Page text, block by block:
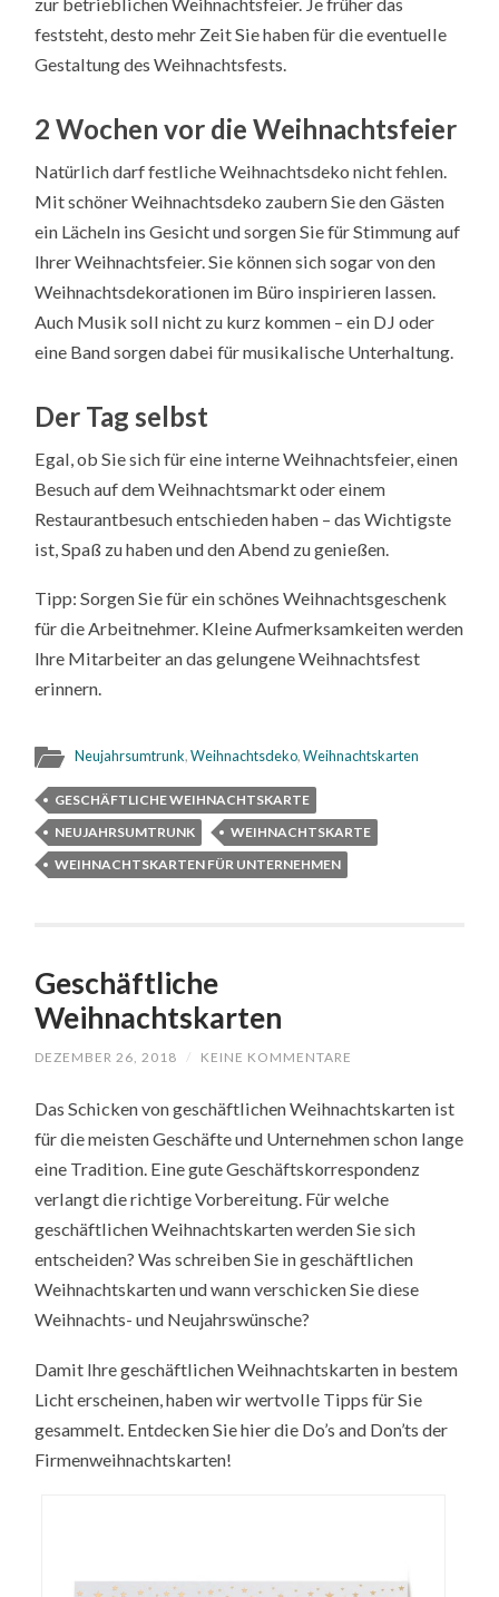
feststeht, desto mehr Zeit Sie haben für die eventuelle
Gestaltung des Weihnachtsfests.
2 Wochen vor die Weihnachtsfeier
Natürlich darf festliche Weihnachtsdeko nicht fehlen.
Mit schöner Weihnachtsdeko zaubern Sie den Gästen
ein Lächeln ins Gesicht und sorgen Sie für Stimmung auf
Ihrer Weihnachtsfeier. Sie können sich sogar von den
Weihnachtsdekorationen im Büro inspirieren lassen.
Auch Musik soll nicht zu kurz kommen – ein DJ oder
eine Band sorgen dabei für musikalische Unterhaltung.
Der Tag selbst
Egal, ob Sie sich für eine interne Weihnachtsfeier, einen
Besuch auf dem Weihnachtsmarkt oder einem
Restaurantbesuch entschieden haben – das Wichtigste
ist, Spaß zu haben und den Abend zu genießen.
Tipp: Sorgen Sie für ein schönes Weihnachtsgeschenk
für die Arbeitnehmer. Kleine Aufmerksamkeiten werden
Ihre Mitarbeiter an das gelungene Weihnachtsfest
erinnern.
Neujahrsumtrunk,Weihnachtsdeko,Weihnachtskarten
GESCHÄFTLICHE WEIHNACHTSKARTE
NEUJAHRSUMTRUNK
WEIHNACHTSKARTE
WEIHNACHTSKARTEN FÜR UNTERNEHMEN
Geschäftliche
Weihnachtskarten
DEZEMBER 26, 2018 / KEINE KOMMENTARE
Das Schicken von geschäftlichen Weihnachtskarten ist
für die meisten Geschäfte und Unternehmen schon lange
eine Tradition. Eine gute Geschäftskorrespondenz
verlangt die richtige Vorbereitung. Für welche
geschäftlichen Weihnachtskarten werden Sie sich
entscheiden? Was schreiben Sie in geschäftlichen
Weihnachtskarten und wann verschicken Sie diese
Weihnachts- und Neujahrswünsche?
Damit Ihre geschäftlichen Weihnachtskarten in bestem
Licht erscheinen, haben wir wertvolle Tipps für Sie
gesammelt. Entdecken Sie hier die Do’s and Don’ts der
Firmenweihnachtskarten!